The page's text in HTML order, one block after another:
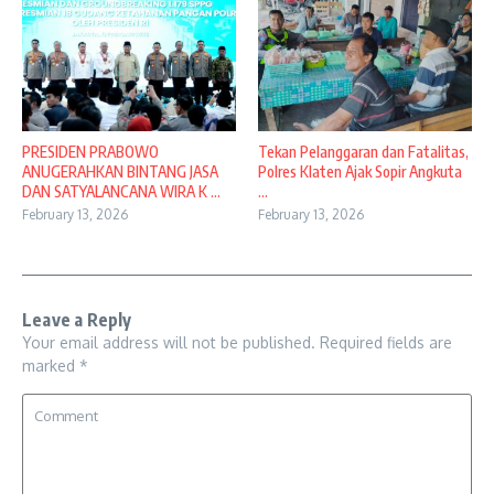
PRESIDEN PRABOWO
ANUGERAHKAN BINTANG JASA
DAN SATYALANCANA WIRA K ...
February 13, 2026
Tekan Pelanggaran dan Fatalitas,
Polres Klaten Ajak Sopir Angkuta
...
February 13, 2026
Leave a Reply
Your email address will not be published. Required fields are
marked *